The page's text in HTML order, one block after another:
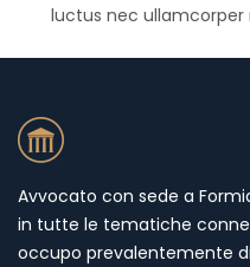
luctus nec ullamcorper
Avvocato con sede a
in tutte le tematiche
occupo prevalentemente